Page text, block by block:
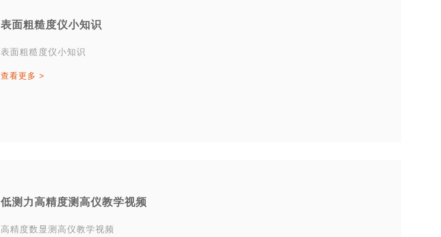
表面粗糙度仪小知识
表面粗糙度仪小知识
查看更多 >
低测力高精度测高仪教学视频
高精度数显测高仪教学视频